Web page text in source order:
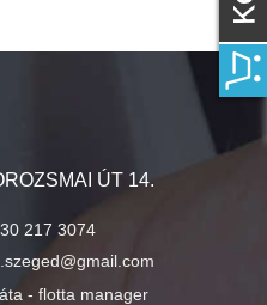
ÚT 14.
217 3074
- flotta manager